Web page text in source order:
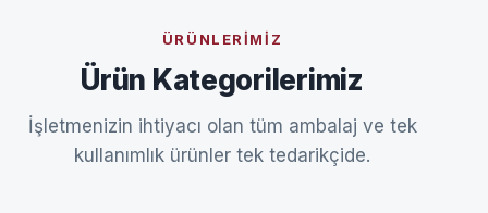
ÜRÜNLERIMIZ
Ürün Kategorilerimiz
İşletmenizin ihtiyacı olan tüm ambalaj ve tek
kullanımlık ürünler tek tedarikçide.